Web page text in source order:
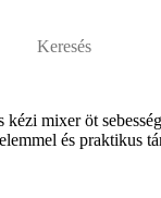
mixer öt
és praktikus